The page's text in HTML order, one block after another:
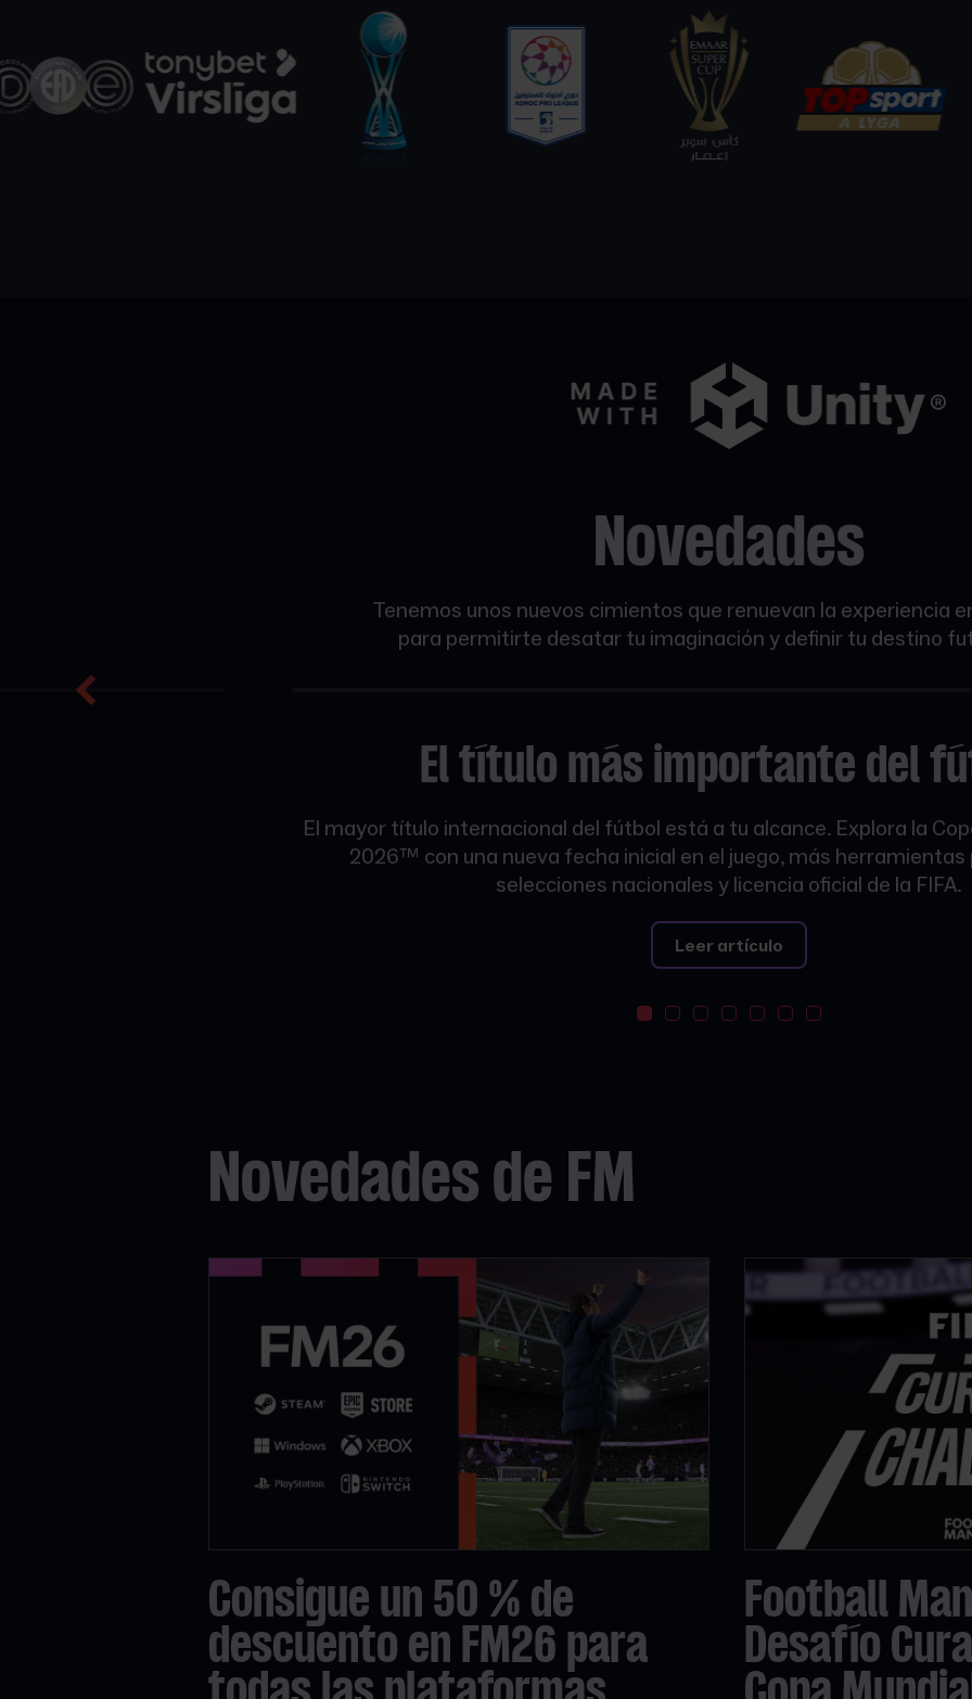
Novedades
Tenemos unos nuevos cimientos que renuevan la experiencia
para permitirte desatar tu imaginación y definir tu destino
El título más importante del
El mayor título internacional del fútbol está a tu alcance. Explora la
2026™ con una nueva fecha inicial en el juego, más
selecciones nacionales y licencia oficial de la FIFA.
Leer artículo
Novedades de FM
Consigue un 50 % de
descuento en FM26 para
Football
Desafío